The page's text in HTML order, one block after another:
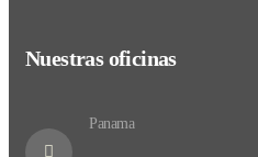
Nuestras oficinas
Panama